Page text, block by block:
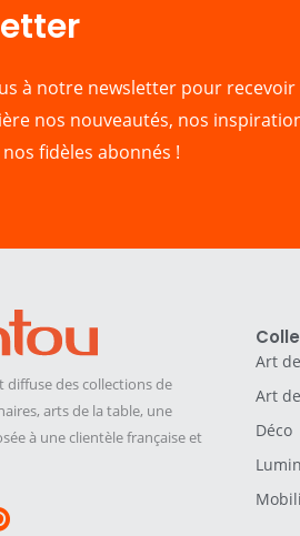
à notre newsletter pour
nos nouveautés, nos
fidèles abonnés !
diffuse des collections de
arts de la table, une
à une clientèle française et
Art
Art
Déco